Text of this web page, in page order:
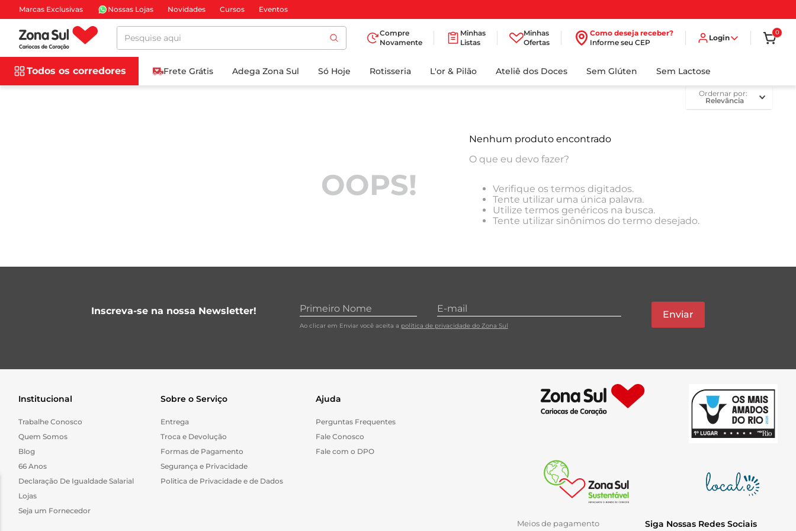
Marcas Exclusivas Nossas Lojas Novidades Cursos Eventos
Pesquise aqui
Compre
Novamente
Minhas
Listas
Minhas
Ofertas
Como deseja receber?
Informe seu CEP
Login
0
Todos os corredores Frete Grátis Adega Zona Sul Só Hoje Rotisseria L'or & Pilão Ateliê dos Doces Sem Glúten Sem Lactose
ordernar por
Relevância
OOPS!
Nenhum produto encontrado
O que eu devo fazer?
Verifique os termos digitados.
Tente utilizar uma única palavra.
Utilize termos genéricos na busca.
Tente utilizar sinônimos do termo desejado.
Inscreva-se na nossa Newsletter!
Ao clicar em Enviar você aceita a política de privacidade do Zona Sul
Enviar
Institucional
Trabalhe Conosco
Quem Somos
Blog
66 Anos
Declaração De Igualdade Salarial
Lojas
Seja um Fornecedor
Sobre o Serviço
Entrega
Troca e Devolução
Formas de Pagamento
Segurança e Privacidade
Politica de Privacidade e de Dados
Ajuda
Perguntas Frequentes
Fale Conosco
Fale com o DPO
Meios de pagamento Siga Nossas Redes Sociais
BUSCADOS
5
azeite
6º
detergente